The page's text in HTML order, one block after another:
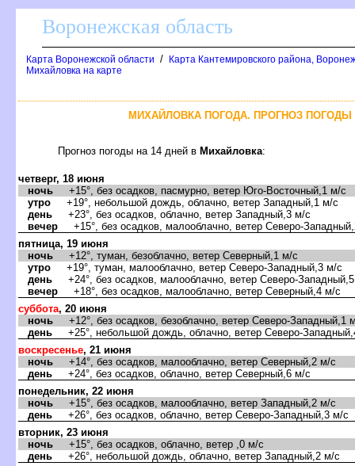
оронежская область
Карта Воронежской области /
Карта Кантемировского района,
Михайловка на карте
МИХАЙЛОВКА ПОГОДА. ПРОГНОЗ
Прогноз погоды на 14 дней Михайловка:
четверг, 18 июня
ночь +15°, без осадков, пасмурно, ветер Юго-Восточный,1 м/с
утро +19°, небольшой дождь, облачно, ветер Западный,1 м/с
день +23°, без осадков, облачно, ветер Западный,3 м/с
ечер +15°, без осадков, малооблачно, ветер Северо-
пятница, 19 июня
ночь +12°, туман, безоблачно, ветер Северный,1 м/с
утро +19°, туман, малооблачно, ветер Северо-Западный,3 м/с
день +24°, без осадков, малооблачно, ветер Северо-
ечер +18°, без осадков, малооблачно, ветер Северный,4 м/с
суббота, 20 июня
ночь +12°, без осадков, безоблачно, ветер Северо-Западный,1
день +25°, небольшой дождь, облачно, ветер Северо-
оскресенье, 21 июня
ночь +14°, без осадков, малооблачно, ветер Северный,2 м/с
день +24°, без осадков, облачно, ветер Северный,6 м/с
понедельник, 22 июня
ночь +15°, без осадков, малооблачно, ветер Западный,2 м/с
день +26°, без осадков, облачно, ветер Северо-Западный,3 м/с
торник, 23 июня
ночь +15°, без осадков, облачно, ветер ,0 м/с
день +26°, небольшой дождь, облачно, ветер Западный,2 м/с